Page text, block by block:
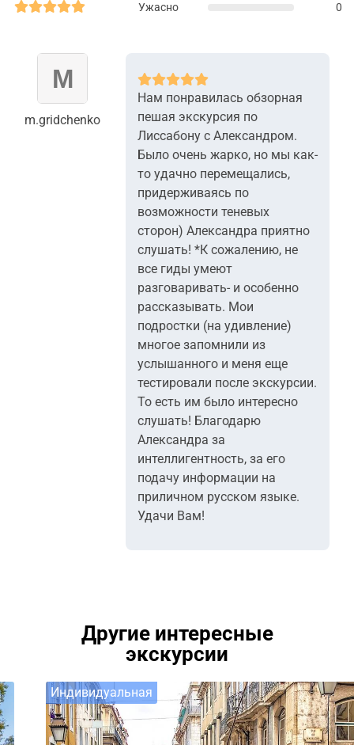
Ужасно
0
m.gridchenko
Нам понравилась обзорная
пешая экскурсия по
Лиссабону с Александром.
Было очень жарко, но мы как-
то удачно перемещались,
придерживаясь по
возможности теневых
сторон) Александра приятно
слушать! *К сожалению, не
все гиды умеют
разговаривать- и особенно
рассказывать. Мои
подростки (на удивление)
многое запомнили из
услышанного и меня еще
тестировали после экскурсии.
То есть им было интересно
слушать! Благодарю
Александра за
интеллигентность, за его
подачу информации на
приличном русском языке.
Удачи Вам!
Другие интересные
экскурсии
Индивидуальная